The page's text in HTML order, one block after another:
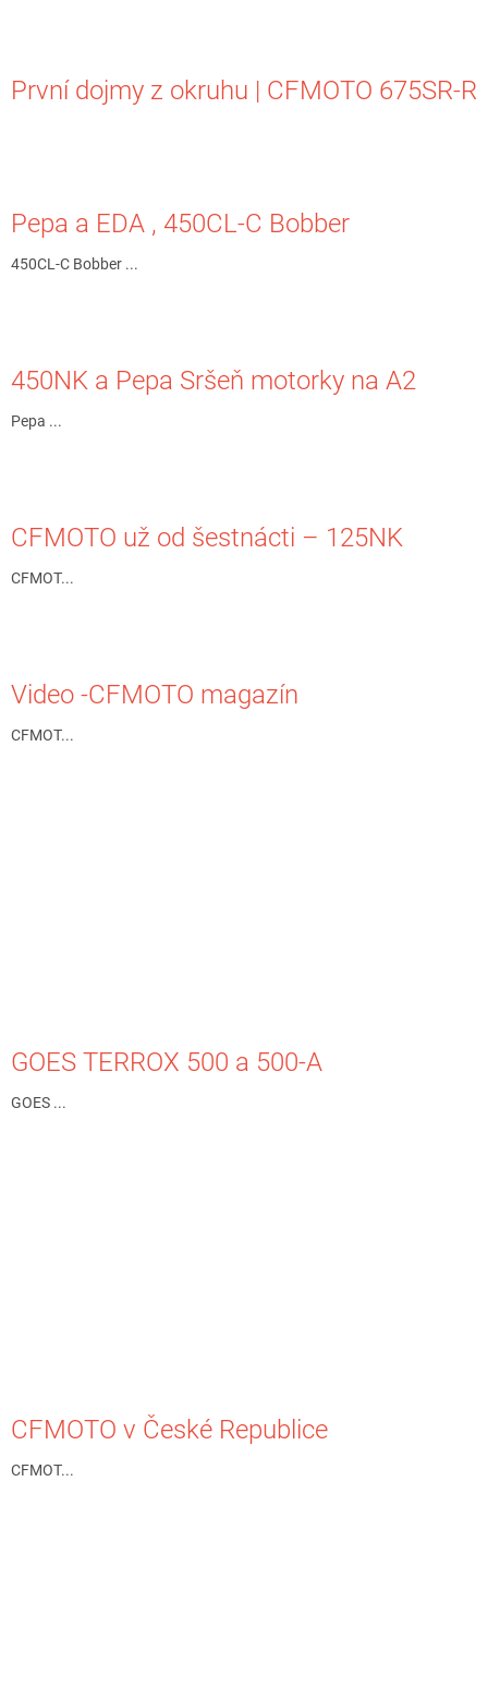
První dojmy z okruhu | CFMOTO 675SR-R
Pepa a EDA , 450CL-C Bobber
450CL-C Bobber ...
450NK a Pepa Sršeň motorky na A2
Pepa ...
CFMOTO už od šestnácti – 125NK
CFMOT...
Video -CFMOTO magazín
CFMOT...
GOES TERROX 500 a 500-A
GOES ...
CFMOTO v České Republice
CFMOT...